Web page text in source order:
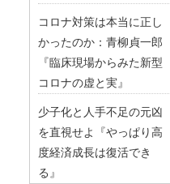
コロナ対策は本当に正し
かったのか：青柳貞一郎
『臨床現場からみた新型
コロナの虚と実』
少子化と人手不足の元凶
を直視せよ『やっぱり高
度経済成長は復活でき
る』